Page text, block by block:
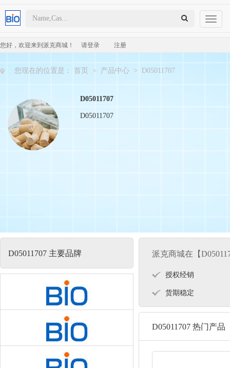
您好，欢迎来到派克商城！ 请登录 注册
Toggle
您现在的位置是： 首页 > 产品中心 > D05011707
D05011707
D05011707
D05011707 主要品牌 派克商城在【
授权经销
货期稳定
D05011707 热门产品